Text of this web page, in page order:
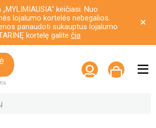
keičiasi. Nuo
lojalumo kortelės nebegalios.
panaudoti sukauptus lojalumo
kortelę galite čia